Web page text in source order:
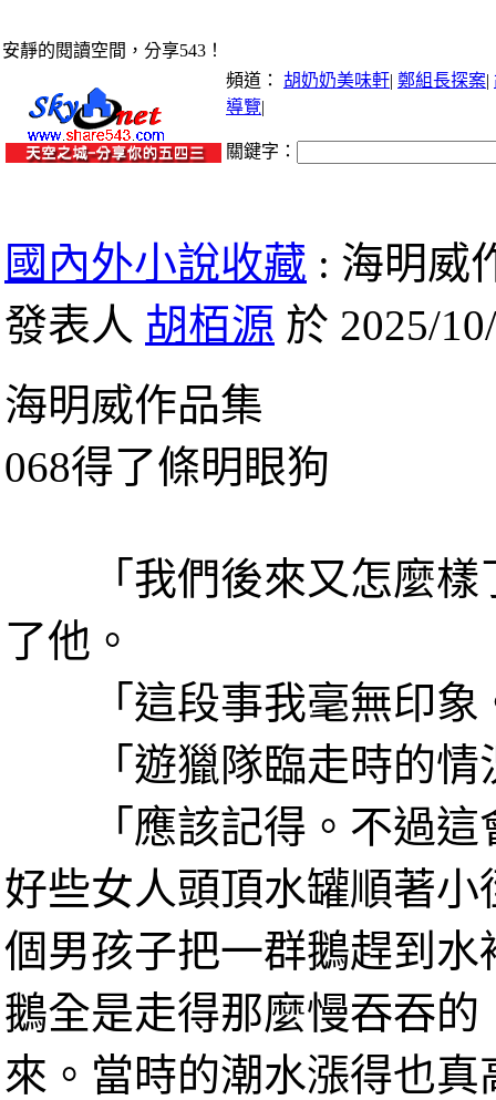
安靜的閱讀空間，分享543！
頻道： 胡奶奶美味軒| 鄭組長探案|
導覽|
關鍵字：
國內外小說收藏 : 海明威
發表人 胡栢源 於 2025/
海明威作品集
068得了條明眼狗
「我們後來又怎麼樣
了他。
「這段事我毫無印象
「遊獵隊臨走時的情
「應該記得。不過這
好些女人頭頂水罐順著
個男孩子把一群鵝趕到
鵝全是走得那麼慢吞吞
來。當時的潮水漲得也